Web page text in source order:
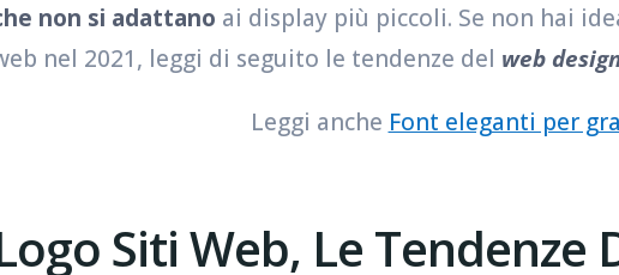
non si adattano ai display più piccoli. Se non hai
nel 2021, leggi di seguito le tendenze del web
Leggi anche Font eleganti per
Siti Web, Le Tendenze